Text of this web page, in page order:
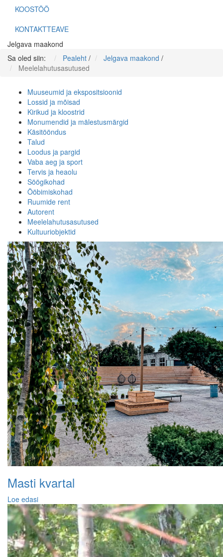
KOOSTÖÖ
KONTAKTTEAVE
Jelgava maakond
Sa oled siin:
Pealeht / Jelgava maakond /
Meelelahutusasutused
Muuseumid ja ekspositsioonid
Lossid ja mõisad
Kirikud ja kloostrid
Monumendid ja mälestusmärgid
Käsitööndus
Talud
Loodus ja pargid
Vaba aeg ja sport
Tervis ja heaolu
Söögikohad
Ööbimiskohad
Ruumide rent
Autorent
Meelelahutusasutused
Kultuuriobjektid
Masti kvartal
Loe edasi